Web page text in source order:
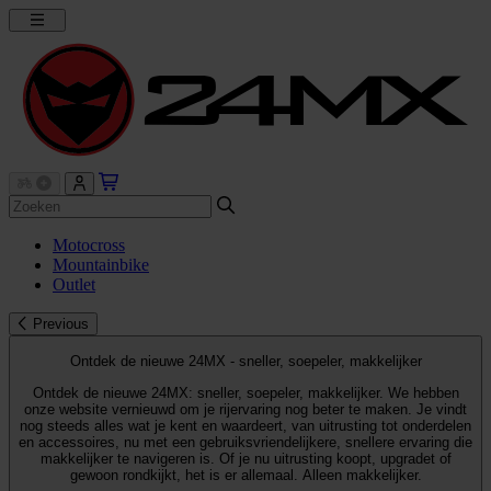
Motocross
Mountainbike
Outlet
Previous
Ontdek de nieuwe 24MX - sneller, soepeler, makkelijker
Ontdek de nieuwe 24MX: sneller, soepeler, makkelijker. We hebben
onze website vernieuwd om je rijervaring nog beter te maken. Je vindt
nog steeds alles wat je kent en waardeert, van uitrusting tot onderdelen
en accessoires, nu met een gebruiksvriendelijkere, snellere ervaring die
makkelijker te navigeren is. Of je nu uitrusting koopt, upgradet of
gewoon rondkijkt, het is er allemaal. Alleen makkelijker.